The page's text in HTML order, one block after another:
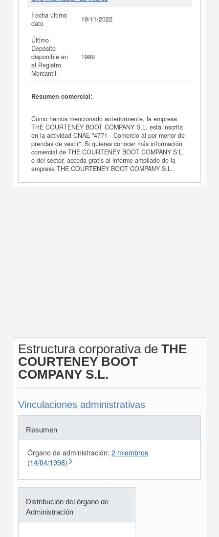
Fecha último
dato
19/11/2022
Último
Depósito
disponible en
el Registro
Mercantil
1999
Resumen comercial:
Como hemos mencionado anteriormente, la empresa
THE COURTENEY BOOT COMPANY S.L. está inscrita
en la actividad CNAE "4771 - Comercio al por menor de
prendas de vestir". Si quieres conocer más información
comercial de THE COURTENEY BOOT COMPANY S.L.
o del sector, acceda gratis al informe ampliado de la
empresa THE COURTENEY BOOT COMPANY S.L..
Estructura corporativa de THE
COURTENEY BOOT
COMPANY S.L.
Vinculaciones administrativas
Resumen
Órgano de administración: 2 miembros
(14/04/1998)
Distribución del órgano de
Administración